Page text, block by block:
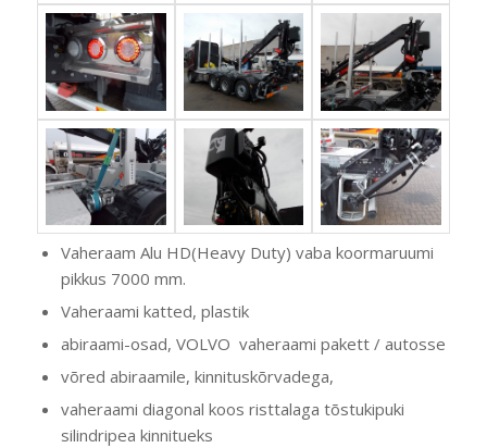
Vaheraam Alu HD(Heavy Duty) vaba koormaruumi
pikkus 7000 mm.
Vaheraami katted, plastik
abiraami-osad, VOLVO vaheraami pakett / autosse
võred abiraamile, kinnituskõrvadega,
vaheraami diagonal koos risttalaga tõstukipuki
silindripea kinnitueks